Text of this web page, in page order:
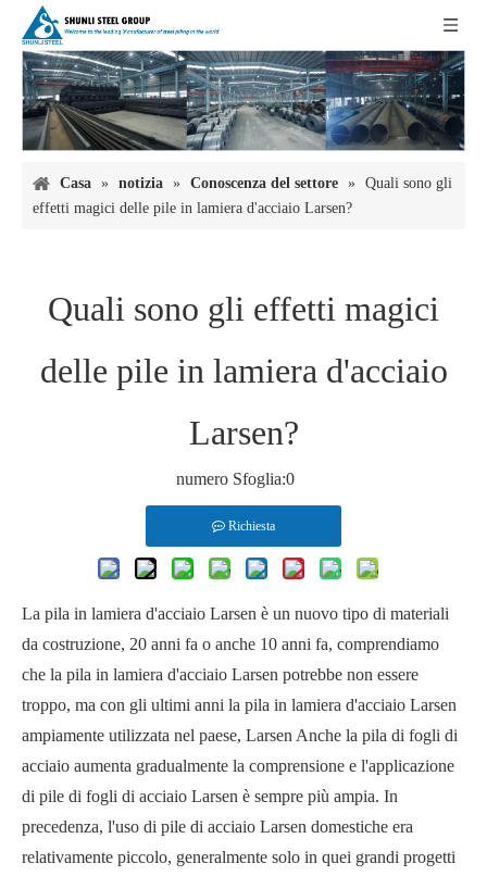
Casa » notizia » Conoscenza del settore » Quali sono gli
effetti magici delle pile in lamiera d'acciaio Larsen?
Quali sono gli effetti magici
delle pile in lamiera d'acciaio
Larsen?
numero Sfoglia:0
Richiesta
La pila in lamiera d'acciaio Larsen è un nuovo tipo di materiali
da costruzione, 20 anni fa o anche 10 anni fa, comprendiamo
che la pila in lamiera d'acciaio Larsen potrebbe non essere
troppo, ma con gli ultimi anni la pila in lamiera d'acciaio Larsen
ampiamente utilizzata nel paese, Larsen Anche la pila di fogli di
acciaio aumenta gradualmente la comprensione e l'applicazione
di pile di fogli di acciaio Larsen è sempre più ampia. In
precedenza, l'uso di pile di acciaio Larsen domestiche era
relativamente piccolo, generalmente solo in quei grandi progetti